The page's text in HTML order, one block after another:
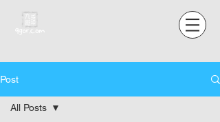
Post
All Posts